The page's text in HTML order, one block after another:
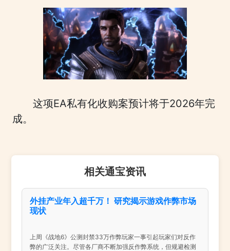
这项EA私有化收购案预计将于2026年完
成。
相关通宝资讯
外挂产业年入超千万！ 研究揭示游戏作弊市场
现状
上周《战地6》公测封禁33万作弊玩家一事引起玩家们对反作
弊的广泛关注。尽管各厂商不断加强反作弊系统，但规避检测